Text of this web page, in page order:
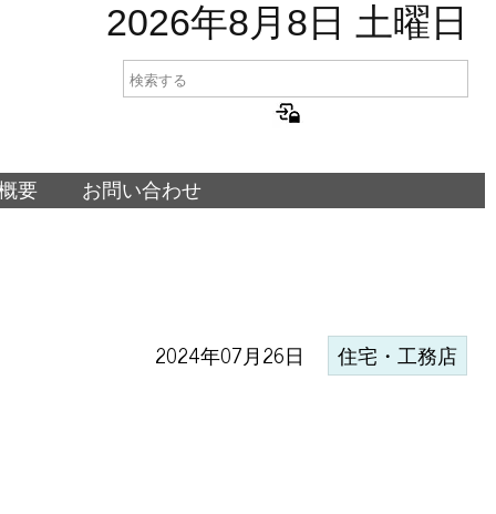
2026年8月8日 土曜日
要 お問い合わせ
2024年07月26日 住宅・工務店